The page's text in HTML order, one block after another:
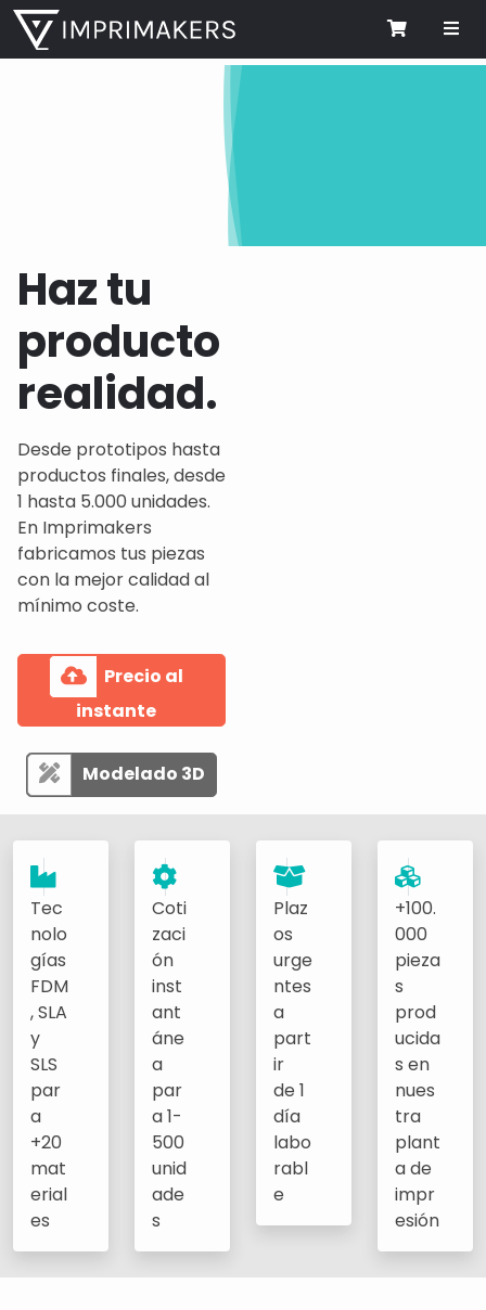
Cart
Haz tu
producto
realidad.
Desde prototipos hasta
productos finales, desde
1 hasta 5.000 unidades.
En Imprimakers
fabricamos tus piezas
con la mejor calidad al
mínimo coste.
Precio al
instante
Modelado 3D
Tec
nolo
gías
FDM
, SLA
y
SLS
par
a
+20
mat
erial
es
Coti
zaci
ón
inst
ant
áne
a
par
a 1-
500
unid
ade
s
Plaz
os
urge
ntes
a
part
ir
de 1
día
labo
rabl
e
+100.
000
pieza
s
prod
ucida
s en
nues
tra
plant
a de
impr
esión